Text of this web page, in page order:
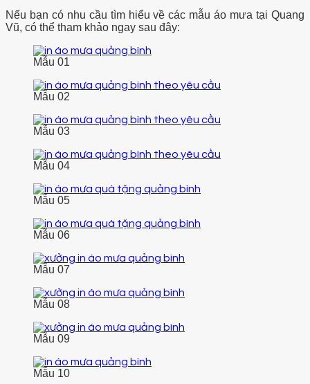
Nếu bạn có nhu cầu tìm hiểu về các mẫu áo mưa tại Quang
Vũ, có thể tham khảo ngay sau đây:
Mẫu 01
Mẫu 02
Mẫu 03
Mẫu 04
Mẫu 05
Mẫu 06
Mẫu 07
Mẫu 08
Mẫu 09
Mẫu 10